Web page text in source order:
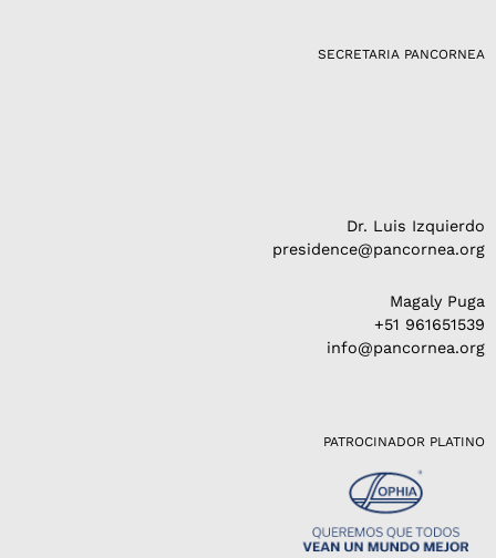
SECRETARIA PANCORNEA
Dr. Luis Izquierdo
presidence@pancornea.org
Magaly Puga
+51 961651539
info@pancornea.org
PATROCINADOR PLATINO